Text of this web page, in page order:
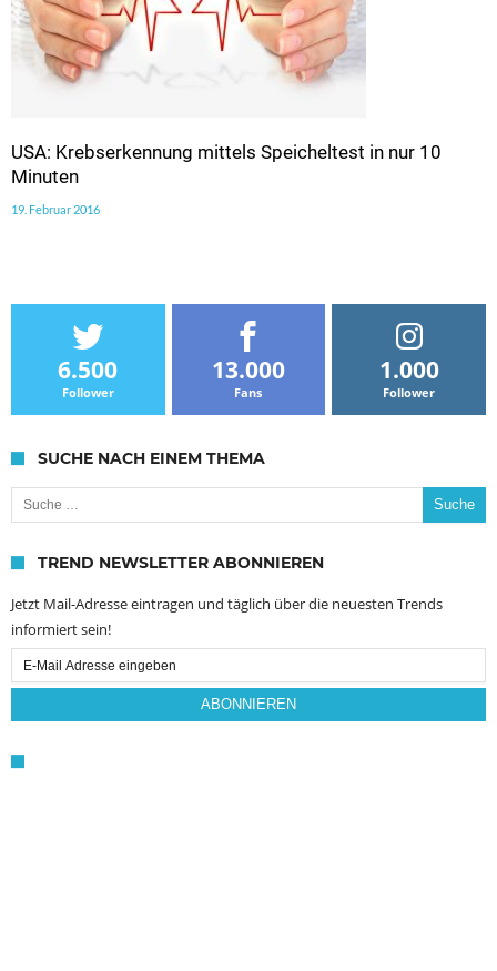
USA: Krebserkennung mittels Speicheltest in nur 10
Minuten
19. Februar 2016
6.500
Follower
13.000
Fans
1.000
Follower
SUCHE NACH EINEM THEMA
Suche nach:
TREND NEWSLETTER ABONNIEREN
Jetzt Mail-Adresse eintragen und täglich über die neuesten Trends
informiert sein!
Email
Subscription
ABONNIEREN